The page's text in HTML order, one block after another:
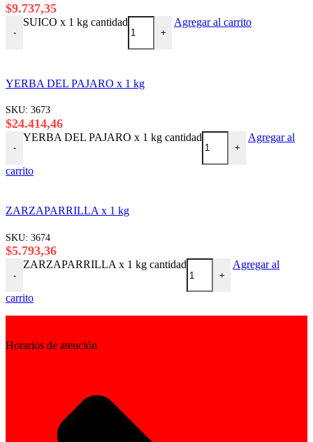
$9.737,35
-
SUICO x 1 kg cantidad
+
Agregar al carrito
YERBA DEL PAJARO x 1 kg
SKU: 3673
$24.414,46
-
YERBA DEL PAJARO x 1 kg cantidad
+
Agregar al
carrito
ZARZAPARRILLA x 1 kg
SKU: 3674
$5.793,36
-
ZARZAPARRILLA x 1 kg cantidad
+
Agregar al
carrito
Horarios de atención